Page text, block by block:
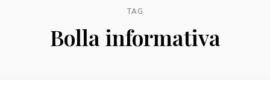
TAG
Bolla informativa